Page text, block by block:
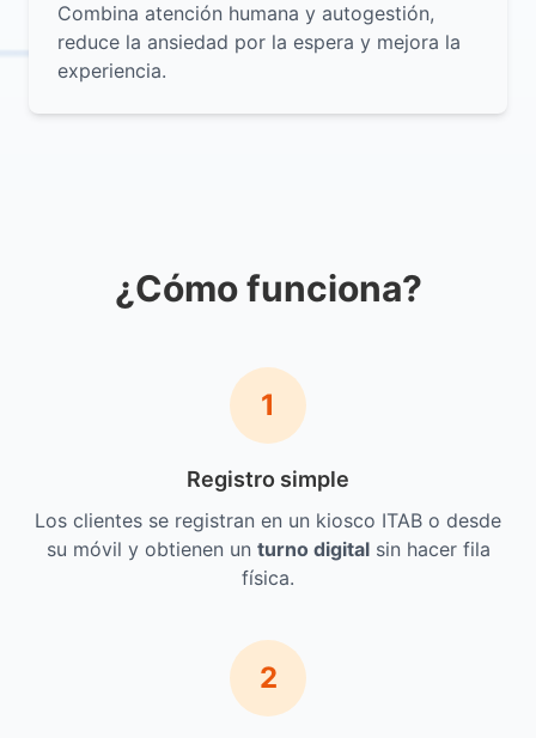
Combina atención humana y autogestión,
reduce la ansiedad por la espera y mejora la
experiencia.
¿Cómo funciona?
1
Registro simple
Los clientes se registran en un kiosco ITAB o desde
su móvil y obtienen un turno digitalsin hacer fila
física.
2